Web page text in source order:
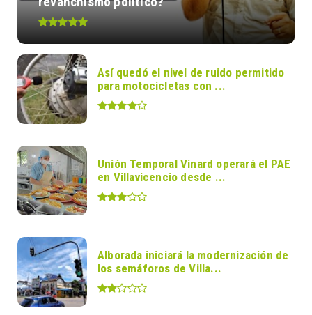
Así quedó el nivel de ruido permitido
para motocicletas con ...
Unión Temporal Vinard operará el PAE
en Villavicencio desde ...
Alborada iniciará la modernización de
los semáforos de Villa...